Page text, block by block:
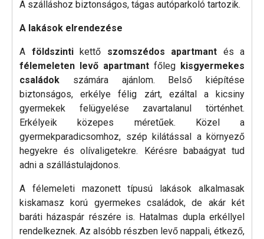
A szálláshoz biztonságos, tágas autóparkoló tartozik.
A lakások elrendezése
A földszintikettő szomszédos apartmant és a
félemeleten levő apartmant főleg kisgyermekes
családok számára ajánlom. Belső kiépítése
biztonságos, erkélye félig zárt, ezáltal a kicsiny
gyermekek felügyelése zavartalanul történhet.
Erkélyeik közepes méretűek. Közel a
gyermekparadicsomhoz, szép kilátással a környező
hegyekre és olívaligetekre. Kérésre babaágyat tud
adni a szállástulajdonos.
A félemeleti mazonett típusú lakások alkalmasak
kiskamasz korú gyermekes családok, de akár két
baráti házaspár részére is. Hatalmas dupla erkéllyel
rendelkeznek. Az alsóbb részben levő nappali, étkező,